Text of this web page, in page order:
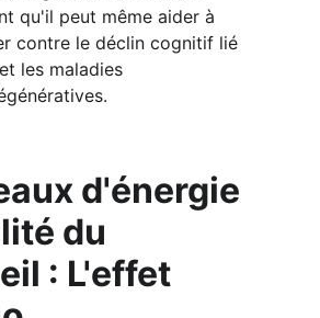
qu'il peut même aider à
contre le déclin cognitif lié
les maladies
d'énergie
du
: L'effet